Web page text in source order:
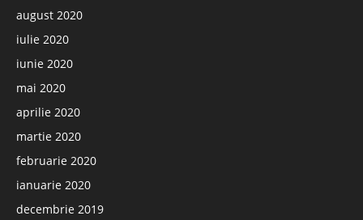
august 2020
iulie 2020
iunie 2020
mai 2020
aprilie 2020
martie 2020
februarie 2020
ianuarie 2020
decembrie 2019